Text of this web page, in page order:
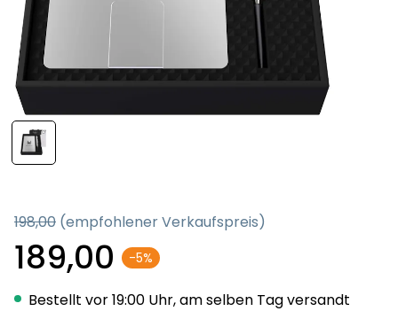
198,00 (empfohlener Verkaufspreis)
189,00 -5%
Bestellt vor 19:00 Uhr, am selben Tag versandt